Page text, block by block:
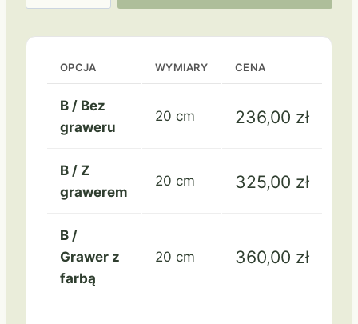
OPCJA WYMIARY CENA
B / Bez
graweru
20 cm 236,00 zł
B / Z
grawerem
20 cm 325,00 zł
B /
Grawer z
farbą
20 cm 360,00 zł